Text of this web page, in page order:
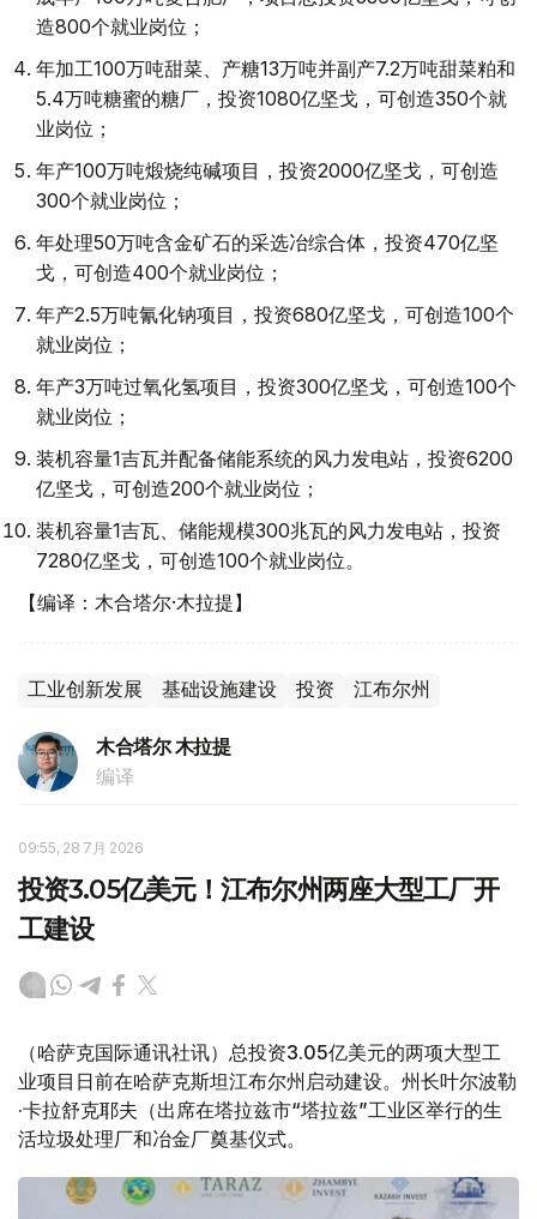
造800个就业岗位；
年加工100万吨甜菜、产糖13万吨并副产7.2万吨甜菜粕和
5.4万吨糖蜜的糖厂，投资1080亿坚戈，可创造350个就
业岗位；
年产100万吨煅烧纯碱项目，投资2000亿坚戈，可创造
300个就业岗位；
年处理50万吨含金矿石的采选冶综合体，投资470亿坚
戈，可创造400个就业岗位；
年产2.5万吨氰化钠项目，投资680亿坚戈，可创造100个
就业岗位；
年产3万吨过氧化氢项目，投资300亿坚戈，可创造100个
就业岗位；
装机容量1吉瓦并配备储能系统的风力发电站，投资6200
亿坚戈，可创造200个就业岗位；
装机容量1吉瓦、储能规模300兆瓦的风力发电站，投资
7280亿坚戈，可创造100个就业岗位。
【编译：木合塔尔·木拉提】
工业创新发展 基础设施建设 投资 江布尔州
木合塔尔 木拉提
编译
09:55, 28 7月 2026
投资3.05亿美元！江布尔州两座大型工厂开
工建设
（哈萨克国际通讯社讯）总投资3.05亿美元的两项大型工
业项目日前在哈萨克斯坦江布尔州启动建设。州长叶尔波勒
·卡拉舒克耶夫（出席在塔拉兹市“塔拉兹”工业区举行的生
活垃圾处理厂和冶金厂奠基仪式。